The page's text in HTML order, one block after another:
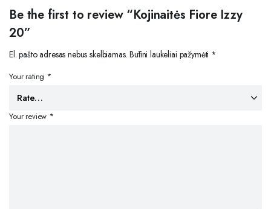
Be the first to review “Kojinaitės Fiore Izzy
20”
El. pašto adresas nebus skelbiamas. Būtini laukeliai pažymėti *
Your rating *
Your review *